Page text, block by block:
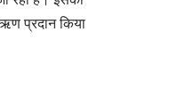
प्रदान किया